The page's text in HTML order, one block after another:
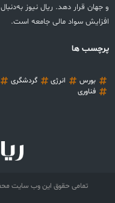
و جهان قرار دهد. ریال نیوز
افزایش سواد مالی جامعه است.
پرچسب ها
بورس انرژی گردشگری
فناوری
تمامی حقوق این وب سایت